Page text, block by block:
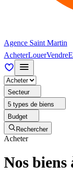
Agence Saint Martin
AcheterLouerVendre
Secteur
5 types de biens
Budget
Rechercher
Acheter
Nos biens